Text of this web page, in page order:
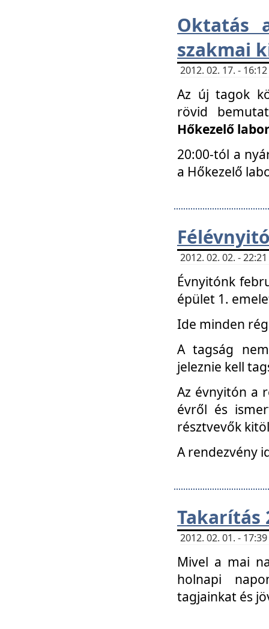
Oktatás
szakmai
2012. 02. 17. -
Az új tagok
rövid
Hőkezelő
20:00-tól a
a Hőkezelő
2012. 02. 02. -
Évnyitónk
épület 1.
Ide minden
A tagság
jeleznie kell
Az évnyitón a
évről és
résztvevők
A rendezvény
Takarítás
2012. 02. 01. -
Mivel a mai
holnapi
tagjainkat és